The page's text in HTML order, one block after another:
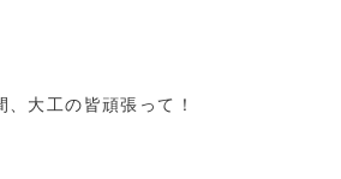
大工の皆頑張って！